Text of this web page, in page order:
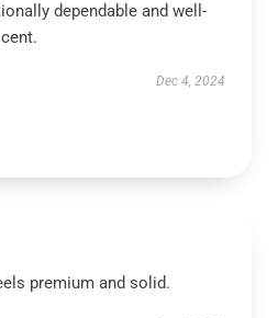
dependable and well-
Dec 4, 2024
premium and solid.